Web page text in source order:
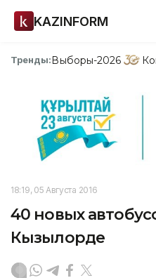
KAZINFORM
Тренды:Выборы-2026
18:19, 05 Августа 2016
40 новых
Кызылорде